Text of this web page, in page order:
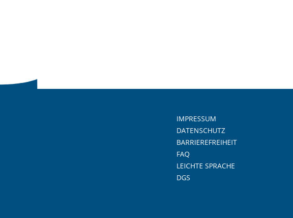
IMPRESSUM
DATENSCHUTZ
BARRIEREFREIHEIT
FAQ
LEICHTE SPRACHE
DGS